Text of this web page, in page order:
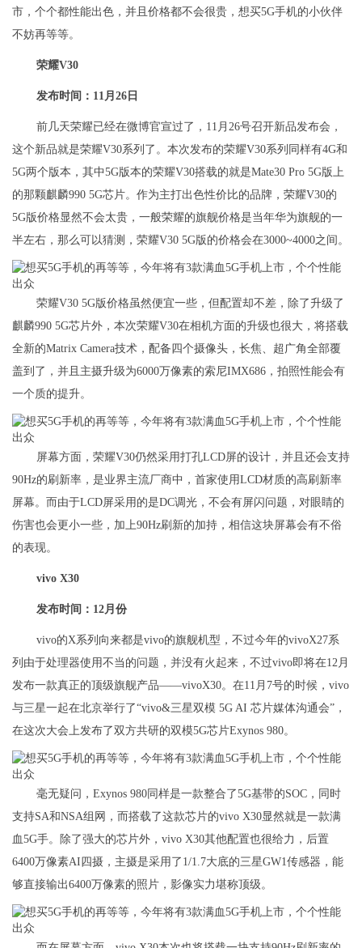
市，个个都性能出色，并且价格都不会很贵，想买5G手机的小伙伴
不妨再等等。
荣耀V30
发布时间：11月26日
前几天荣耀已经在微博官宣过了，11月26号召开新品发布会，
这个新品就是荣耀V30系列了。本次发布的荣耀V30系列同样有4G和
5G两个版本，其中5G版本的荣耀V30搭载的就是Mate30 Pro 5G版上
的那颗麒麟990 5G芯片。作为主打出色性价比的品牌，荣耀V30的
5G版价格显然不会太贵，一般荣耀的旗舰价格是当年华为旗舰的一
半左右，那么可以猜测，荣耀V30 5G版的价格会在3000~4000之间。
荣耀V30 5G版价格虽然便宜一些，但配置却不差，除了升级了
麒麟990 5G芯片外，本次荣耀V30在相机方面的升级也很大，将搭载
全新的Matrix Camera技术，配备四个摄像头，长焦、超广角全部覆
盖到了，并且主摄升级为6000万像素的索尼IMX686，拍照性能会有
一个质的提升。
屏幕方面，荣耀V30仍然采用打孔LCD屏的设计，并且还会支持
90Hz的刷新率，是业界主流厂商中，首家使用LCD材质的高刷新率
屏幕。而由于LCD屏采用的是DC调光，不会有屏闪问题，对眼睛的
伤害也会更小一些，加上90Hz刷新的加持，相信这块屏幕会有不俗
的表现。
vivo X30
发布时间：12月份
vivo的X系列向来都是vivo的旗舰机型，不过今年的vivoX27系
列由于处理器使用不当的问题，并没有火起来，不过vivo即将在12月
发布一款真正的顶级旗舰产品——vivoX30。在11月7号的时候，vivo
与三星一起在北京举行了“vivo&三星双模 5G AI 芯片媒体沟通会”，
在这次大会上发布了双方共研的双模5G芯片Exynos 980。
毫无疑问，Exynos 980同样是一款整合了5G基带的SOC，同时
支持SA和NSA组网，而搭载了这款芯片的vivo X30显然就是一款满
血5G手。除了强大的芯片外，vivo X30其他配置也很给力，后置
6400万像素AI四摄，主摄是采用了1/1.7大底的三星GW1传感器，能
够直接输出6400万像素的照片，影像实力堪称顶级。